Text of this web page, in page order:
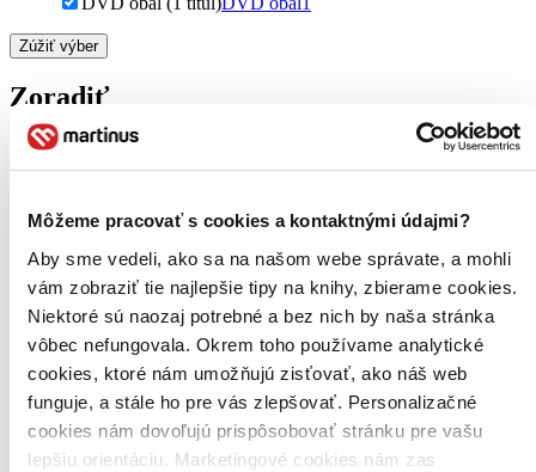
Môžeme pracovať s cookies a kontaktnými údajmi?
Aby sme vedeli, ako sa na našom webe správate, a mohli
vám zobraziť tie najlepšie tipy na knihy, zbierame cookies.
Niektoré sú naozaj potrebné a bez nich by naša stránka
vôbec nefungovala. Okrem toho používame analytické
cookies, ktoré nám umožňujú zisťovať, ako náš web
funguje, a stále ho pre vás zlepšovať. Personalizačné
cookies nám dovoľujú prispôsobovať stránku pre vašu
lepšiu orientáciu. Marketingové cookies nám zas
Zúžiť výber
Zoradiť
Bestsellery
Top hodnotené
Novinky
Najlacnejšie
Najvyššia zľava
Použité filtre
Zrušiť filtre
DVD obal
Režisér Alex Mann